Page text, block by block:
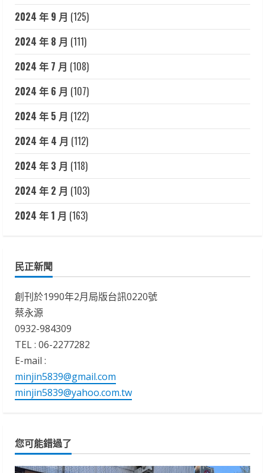
2024 年 9 月 (125)
2024 年 8 月 (111)
2024 年 7 月 (108)
2024 年 6 月 (107)
2024 年 5 月 (122)
2024 年 4 月 (112)
2024 年 3 月 (118)
2024 年 2 月 (103)
2024 年 1 月 (163)
民正新聞
創刊於1990年2月局版台訊0220號
蔡永源
0932-984309
TEL : 06-2277282
E-mail :
minjin5839@gmail.com
minjin5839@yahoo.com.tw
您可能錯過了